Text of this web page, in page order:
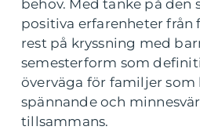
behov. Med tanke på den
positiva erfarenheter från
rest på kryssning med
semesterform som
överväga för familjer som
spännande och
tillsammans.